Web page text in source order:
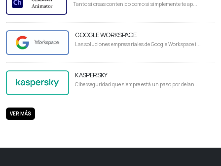
Tanto si creas contenido como si simplemente te ap...
GOOGLE WORKSPACE
Las soluciones empresariales de Google Workspace i...
KASPERSKY
Ciberseguridad que siempre está un paso por delan...
VER MÁS